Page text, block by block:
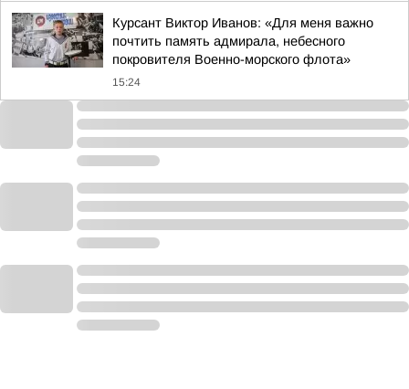
Курсант Виктор Иванов: «Для меня важно
почтить память адмирала, небесного
покровителя Военно-морского флота»
15:24